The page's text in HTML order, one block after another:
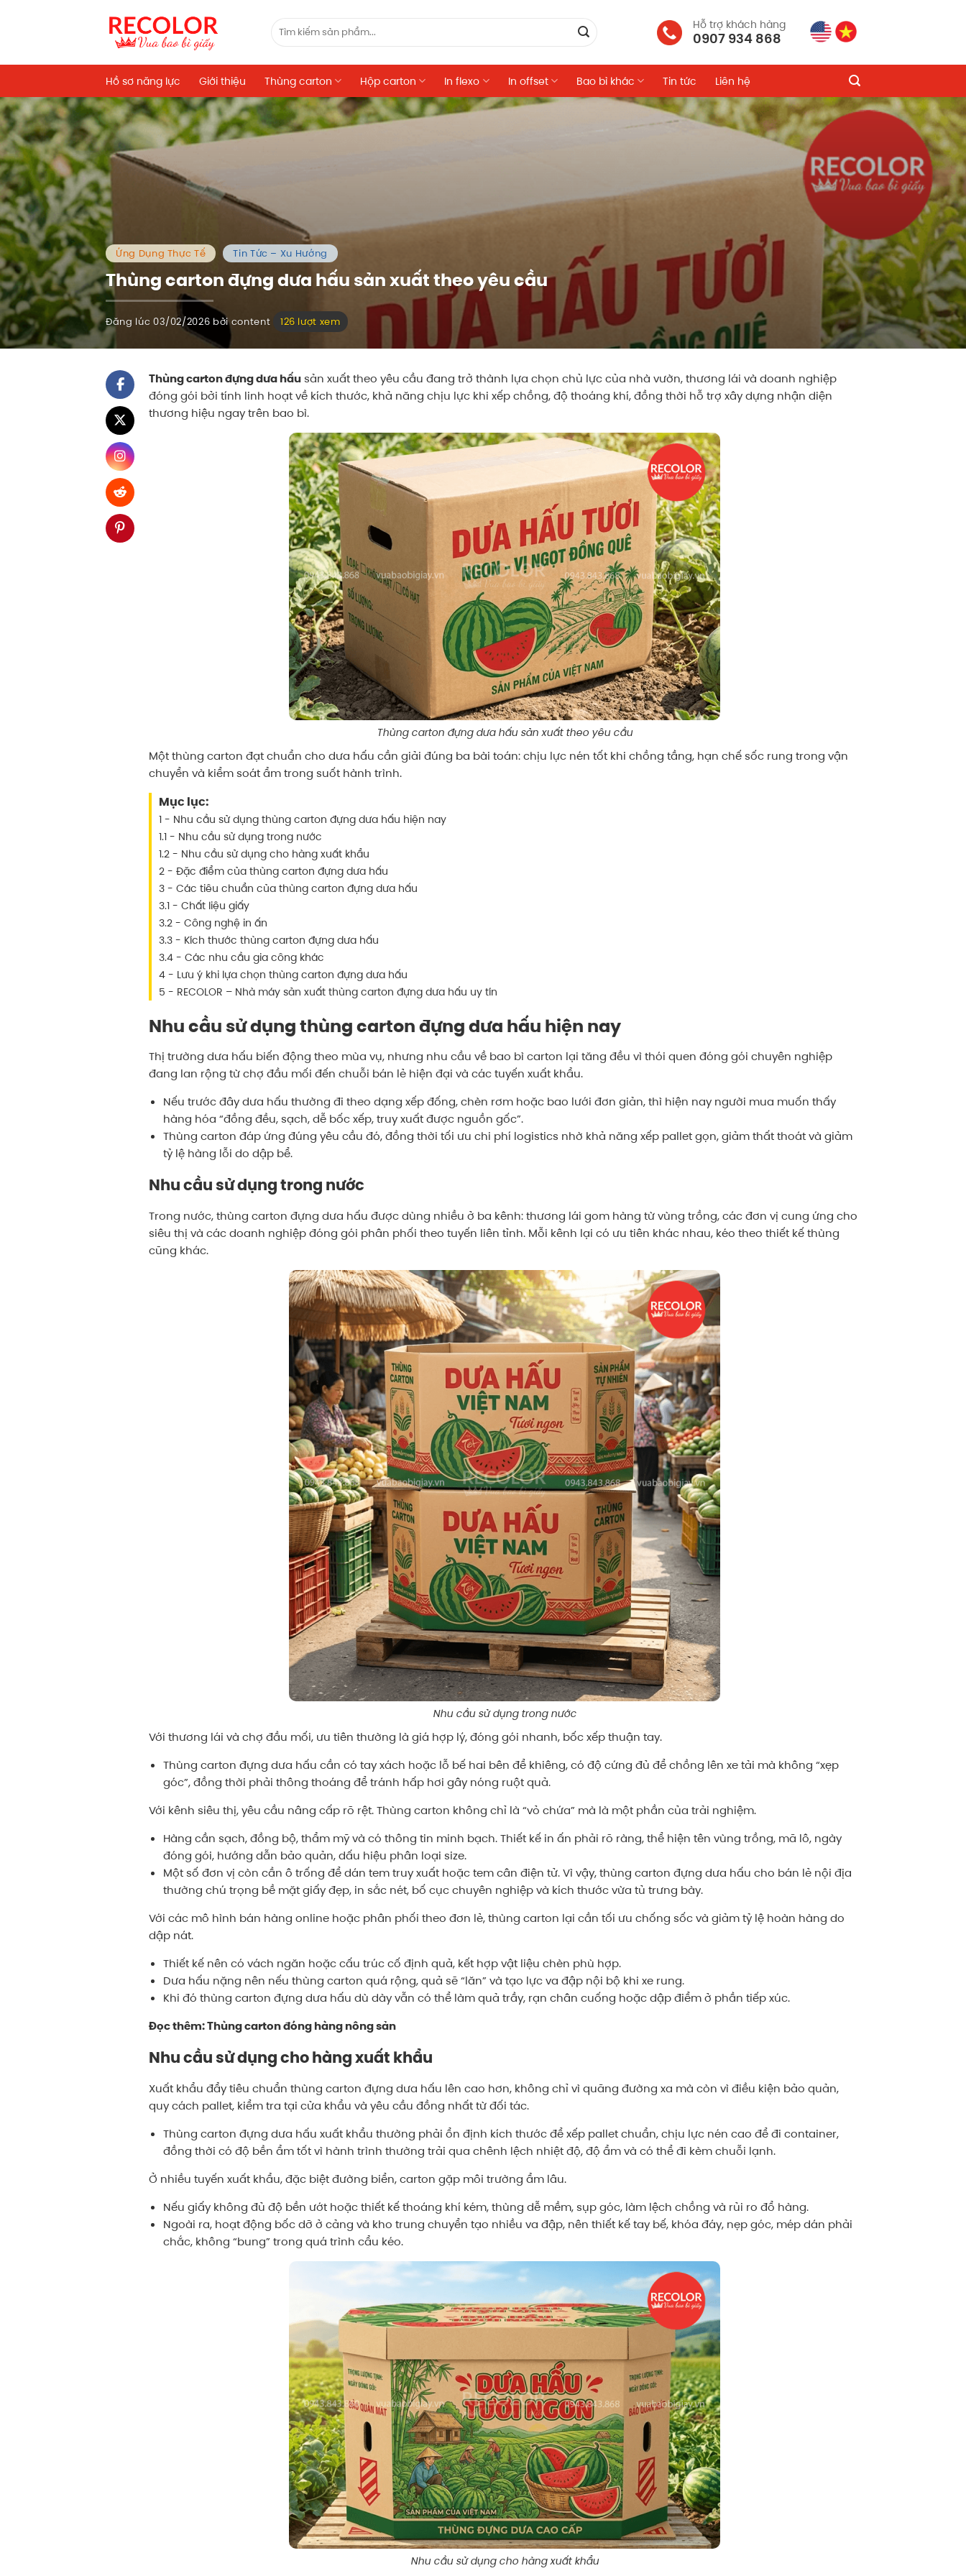
dung
kiếm:
Hỗ trợ khách hàng
0907 934 868
Hồ sơ năng lực Giới thiệu Thùng carton Hộp carton In flexo In offset Bao bì khác Tin tức Liên hệ
Ứng Dụng Thực Tế Tin Tức – Xu Hướng
Thùng carton đựng dưa hấu sản xuất theo yêu cầu
Đăng lúc 03/02/2026 bởicontent 126 lượt xem
Thùng carton đựng dưa hấu sản xuất theo yêu cầu đang trở thành lựa chọn chủ lực của nhà vườn, thương lái và doanh nghiệp
đóng gói bởi tính linh hoạt về kích thước, khả năng chịu lực khi xếp chồng, độ thoáng khí, đồng thời hỗ trợ xây dựng nhận diện
thương hiệu ngay trên bao bì.
Thùng carton đựng dưa hấu sản xuất theo yêu cầu
Một thùng carton đạt chuẩn cho dưa hấu cần giải đúng ba bài toán: chịu lực nén tốt khi chồng tầng, hạn chế sốc rung trong vận
chuyển và kiểm soát ẩm trong suốt hành trình.
Mục lục:
1 - Nhu cầu sử dụng thùng carton đựng dưa hấu hiện nay
1.1 - Nhu cầu sử dụng trong nước
1.2 - Nhu cầu sử dụng cho hàng xuất khẩu
2 - Đặc điểm của thùng carton đựng dưa hấu
3 - Các tiêu chuẩn của thùng carton đựng dưa hấu
3.1 - Chất liệu giấy
3.2 - Công nghệ in ấn
3.3 - Kích thước thùng carton đựng dưa hấu
3.4 - Các nhu cầu gia công khác
4 - Lưu ý khi lựa chọn thùng carton đựng dưa hấu
5 - RECOLOR – Nhà máy sản xuất thùng carton đựng dưa hấu uy tín
Nhu cầu sử dụng thùng carton đựng dưa hấu hiện nay
Thị trường dưa hấu biến động theo mùa vụ, nhưng nhu cầu về bao bì carton lại tăng đều vì thói quen đóng gói chuyên nghiệp
đang lan rộng từ chợ đầu mối đến chuỗi bán lẻ hiện đại và các tuyến xuất khẩu.
Nếu trước đây dưa hấu thường đi theo dạng xếp đống, chèn rơm hoặc bao lưới đơn giản, thì hiện nay người mua muốn thấy
hàng hóa “đồng đều, sạch, dễ bốc xếp, truy xuất được nguồn gốc”.
Thùng carton đáp ứng đúng yêu cầu đó, đồng thời tối ưu chi phí logistics nhờ khả năng xếp pallet gọn, giảm thất thoát và giảm
tỷ lệ hàng lỗi do dập bể.
Nhu cầu sử dụng trong nước
Trong nước, thùng carton đựng dưa hấu được dùng nhiều ở ba kênh: thương lái gom hàng từ vùng trồng, các đơn vị cung ứng cho
siêu thị và các doanh nghiệp đóng gói phân phối theo tuyến liên tỉnh. Mỗi kênh lại có ưu tiên khác nhau, kéo theo thiết kế thùng
cũng khác.
Nhu cầu sử dụng trong nước
Với thương lái và chợ đầu mối, ưu tiên thường là giá hợp lý, đóng gói nhanh, bốc xếp thuận tay.
Thùng carton đựng dưa hấu cần có tay xách hoặc lỗ bế hai bên để khiêng, có độ cứng đủ để chồng lên xe tải mà không “xẹp
góc”, đồng thời phải thông thoáng để tránh hấp hơi gây nóng ruột quả.
Với kênh siêu thị, yêu cầu nâng cấp rõ rệt. Thùng carton không chỉ là “vỏ chứa” mà là một phần của trải nghiệm.
Hàng cần sạch, đồng bộ, thẩm mỹ và có thông tin minh bạch. Thiết kế in ấn phải rõ ràng, thể hiện tên vùng trồng, mã lô, ngày
đóng gói, hướng dẫn bảo quản, dấu hiệu phân loại size.
Một số đơn vị còn cần ô trống để dán tem truy xuất hoặc tem cân điện tử. Vì vậy, thùng carton đựng dưa hấu cho bán lẻ nội địa
thường chú trọng bề mặt giấy đẹp, in sắc nét, bố cục chuyên nghiệp và kích thước vừa tủ trưng bày.
Với các mô hình bán hàng online hoặc phân phối theo đơn lẻ, thùng carton lại cần tối ưu chống sốc và giảm tỷ lệ hoàn hàng do
dập nát.
Thiết kế nên có vách ngăn hoặc cấu trúc cố định quả, kết hợp vật liệu chèn phù hợp.
Dưa hấu nặng nên nếu thùng carton quá rộng, quả sẽ “lăn” và tạo lực va đập nội bộ khi xe rung.
Khi đó thùng carton đựng dưa hấu dù dày vẫn có thể làm quả trầy, rạn chân cuống hoặc dập điểm ở phần tiếp xúc.
Đọc thêm:Thùng carton đóng hàng nông sản
Nhu cầu sử dụng cho hàng xuất khẩu
Xuất khẩu đẩy tiêu chuẩn thùng carton đựng dưa hấu lên cao hơn, không chỉ vì quãng đường xa mà còn vì điều kiện bảo quản,
quy cách pallet, kiểm tra tại cửa khẩu và yêu cầu đồng nhất từ đối tác.
Thùng carton đựng dưa hấu xuất khẩu thường phải ổn định kích thước để xếp pallet chuẩn, chịu lực nén cao để đi container,
đồng thời có độ bền ẩm tốt vì hành trình thường trải qua chênh lệch nhiệt độ, độ ẩm và có thể đi kèm chuỗi lạnh.
Ở nhiều tuyến xuất khẩu, đặc biệt đường biển, carton gặp môi trường ẩm lâu.
Nếu giấy không đủ độ bền ướt hoặc thiết kế thoáng khí kém, thùng dễ mềm, sụp góc, làm lệch chồng và rủi ro đổ hàng.
Ngoài ra, hoạt động bốc dỡ ở cảng và kho trung chuyển tạo nhiều va đập, nên thiết kế tay bế, khóa đáy, nẹp góc, mép dán phải
chắc, không “bung” trong quá trình cẩu kéo.
Nhu cầu sử dụng cho hàng xuất khẩu